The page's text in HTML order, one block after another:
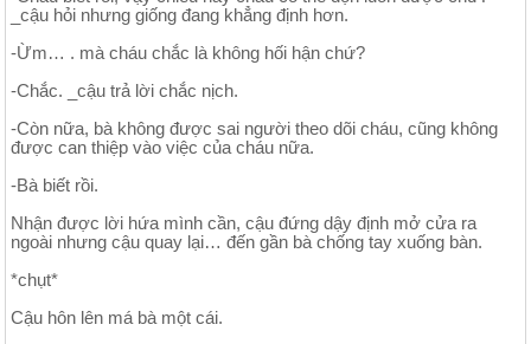
_cậu hỏi nhưng giống đang khẳng định hơn.
-Ừm… . mà cháu chắc là không hối hận chứ?
-Chắc. _cậu trả lời chắc nịch.
-Còn nữa, bà không được sai người theo dõi cháu, cũng không
được can thiệp vào việc của cháu nữa.
-Bà biết rồi.
Nhận được lời hứa mình cần, cậu đứng dậy định mở cửa ra
ngoài nhưng cậu quay lại… đến gần bà chống tay xuống bàn.
*chụt*
Cậu hôn lên má bà một cái.